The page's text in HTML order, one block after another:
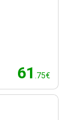
61 .75€